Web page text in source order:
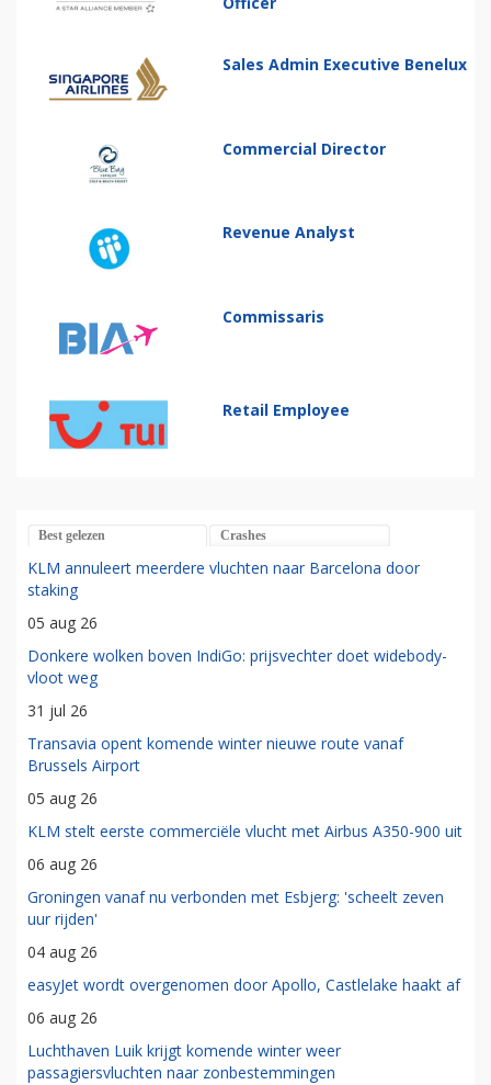
Sales Admin Executive Benelux
Commercial Director
Revenue Analyst
Commissaris
Retail Employee
Best gelezen Crashes
KLM annuleert meerdere vluchten naar Barcelona door
staking
05 aug 26
Donkere wolken boven IndiGo: prijsvechter doet widebody-
vloot weg
31 jul 26
Transavia opent komende winter nieuwe route vanaf
Brussels Airport
05 aug 26
KLM stelt eerste commerciële vlucht met Airbus A350-900 uit
06 aug 26
Groningen vanaf nu verbonden met Esbjerg: 'scheelt zeven
uur rijden'
04 aug 26
easyJet wordt overgenomen door Apollo, Castlelake haakt af
06 aug 26
Luchthaven Luik krijgt komende winter weer
passagiersvluchten naar zonbestemmingen